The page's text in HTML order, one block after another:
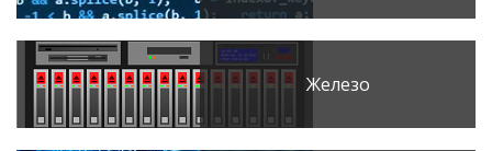
Железо